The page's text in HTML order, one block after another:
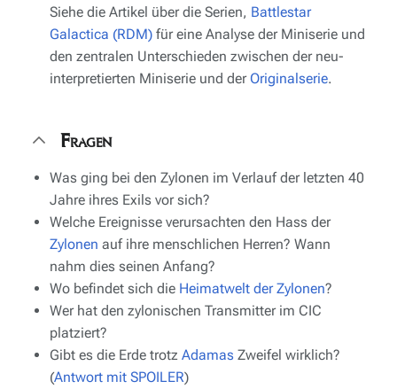
Siehe die Artikel über die Serien, Battlestar
Galactica (RDM) für eine Analyse der Miniserie und
den zentralen Unterschieden zwischen der neu-
interpretierten Miniserie und der Originalserie.
Fragen
Was ging bei den Zylonen im Verlauf der letzten 40
Jahre ihres Exils vor sich?
Welche Ereignisse verursachten den Hass der
Zylonen auf ihre menschlichen Herren? Wann
nahm dies seinen Anfang?
Wo befindet sich die Heimatwelt der Zylonen?
Wer hat den zylonischen Transmitter im CIC
platziert?
Gibt es die Erde trotz Adamas Zweifel wirklich?
(Antwort mit SPOILER)